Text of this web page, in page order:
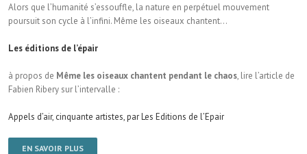
Alors que l’humanité s’essouffle, la nature en perpétuel mouvement
poursuit son cycle à l’infini. Même les oiseaux chantent…
Les éditions de l’épair
à propos de Même les oiseaux chantent pendant le chaos, lire l’article de
Fabien Ribery sur l’intervalle :
Appels d’air, cinquante artistes, par Les Editions de l’Epair
EN SAVOIR PLUS